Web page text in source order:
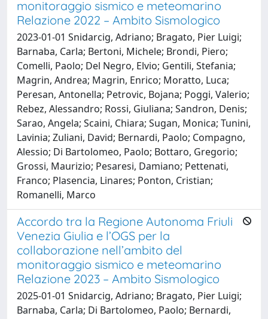
monitoraggio sismico e meteomarino
Relazione 2022 – Ambito Sismologico
2023-01-01 Snidarcig, Adriano; Bragato, Pier Luigi;
Barnaba, Carla; Bertoni, Michele; Brondi, Piero;
Comelli, Paolo; Del Negro, Elvio; Gentili, Stefania;
Magrin, Andrea; Magrin, Enrico; Moratto, Luca;
Peresan, Antonella; Petrovic, Bojana; Poggi, Valerio;
Rebez, Alessandro; Rossi, Giuliana; Sandron, Denis;
Sarao, Angela; Scaini, Chiara; Sugan, Monica; Tunini,
Lavinia; Zuliani, David; Bernardi, Paolo; Compagno,
Alessio; Di Bartolomeo, Paolo; Bottaro, Gregorio;
Grossi, Maurizio; Pesaresi, Damiano; Pettenati,
Franco; Plasencia, Linares; Ponton, Cristian;
Romanelli, Marco
Accordo tra la Regione Autonoma Friuli
Venezia Giulia e l’OGS per la
collaborazione nell’ambito del
monitoraggio sismico e meteomarino
Relazione 2023 – Ambito Sismologico
2025-01-01 Snidarcig, Adriano; Bragato, Pier Luigi;
Barnaba, Carla; Di Bartolomeo, Paolo; Bernardi,